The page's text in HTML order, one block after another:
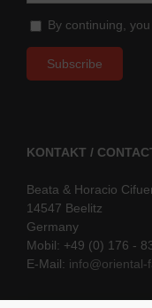
By continuing,
KONTAKT /
Beata & Horacio
14547 Beelitz
Germany
Mobil: +49 (0) 176 -
E-Mail: info@oriental-